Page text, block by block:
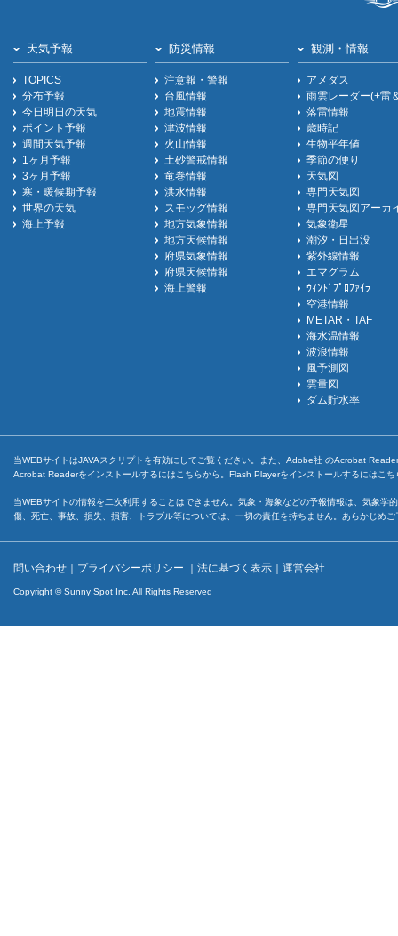
天気予報
TOPICS
分布予報
今日明日の天気
ポイント予報
週間天気予報
1ヶ月予報
3ヶ月予報
寒・暖候期予報
世界の天気
海上予報
防災情報
注意報・警報
台風情報
地震情報
津波情報
火山情報
土砂警戒情報
竜巻情報
洪水情報
スモッグ情報
地方気象情報
地方天候情報
府県気象情報
府県天候情報
海上警報
観測・情報
アメダス
雨雲レーダー(+雷
落雷情報
歳時記
生物平年値
季節の便り
天気図
専門天気図
専門天気図アーカ
気象衛星
潮汐・日出没
紫外線情報
エマグラム
ｳｨﾝﾄﾞﾌﾟﾛﾌｧｲﾗ
空港情報
METAR・TAF
海水温情報
波浪情報
風予測図
雲量図
ダム貯水率
当WEBサイトはJAVAスクリプトを有効にしてご覧ください。また、Adobe社 のAcrobat
Acrobat Readerをインストールするには こちらから。Flash Playerをインストールするには こち
当WEBサイトの情報を二次利用することはできません。気象・海象などの予報情報は、気象
傷、死亡、事故、損失、損害、トラブル等については、一切の責任を持ちません。あらかじめ
問い合わせ ｜ プライバシーポリシー ｜ 法に基づく表示 ｜ 運営会社
Copyright © Sunny Spot Inc. All Rights Reserved